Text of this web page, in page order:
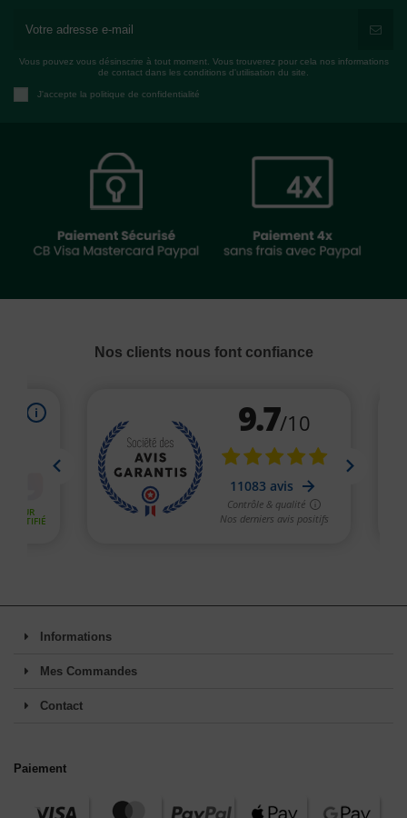
Vous pouvez vous désinscrire à tout moment. Vous trouverez pour cela nos informations
de contact dans les conditions d'utilisation du site.
J'accepte la politique de confidentialité
Nos clients nous font confiance
Informations
Mes Commandes
Contact
Paiement